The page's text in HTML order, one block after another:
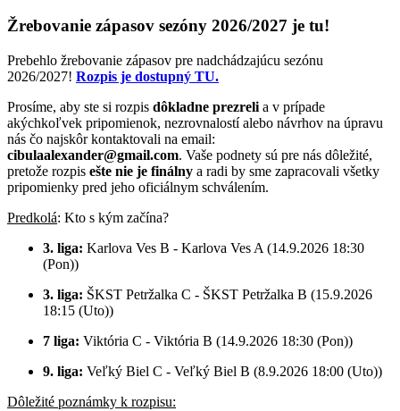
Žrebovanie zápasov sezóny 2026/2027 je tu!
Prebehlo žrebovanie zápasov pre nadchádzajúcu sezónu
2026/2027! Rozpis je dostupný TU.
Prosíme, aby ste si rozpis dôkladne prezreli a v prípade
akýchkoľvek pripomienok, nezrovnalostí alebo návrhov na úpravu
nás čo najskôr kontaktovali na email:
cibulaalexander@gmail.com. Vaše podnety sú pre nás dôležité,
pretože rozpis ešte nie je finálny a radi by sme zapracovali všetky
pripomienky pred jeho oficiálnym schválením.
Predkolá: Kto s kým začína?
3. liga: Karlova Ves B - Karlova Ves A (14.9.2026 18:30
(Pon))
3. liga: ŠKST Petržalka C - ŠKST Petržalka B (15.9.2026
18:15 (Uto))
7 liga: Viktória C - Viktória B (14.9.2026 18:30 (Pon))
9. liga: Veľký Biel C - Veľký Biel B (8.9.2026 18:00 (Uto))
Dôležité poznámky k rozpisu: